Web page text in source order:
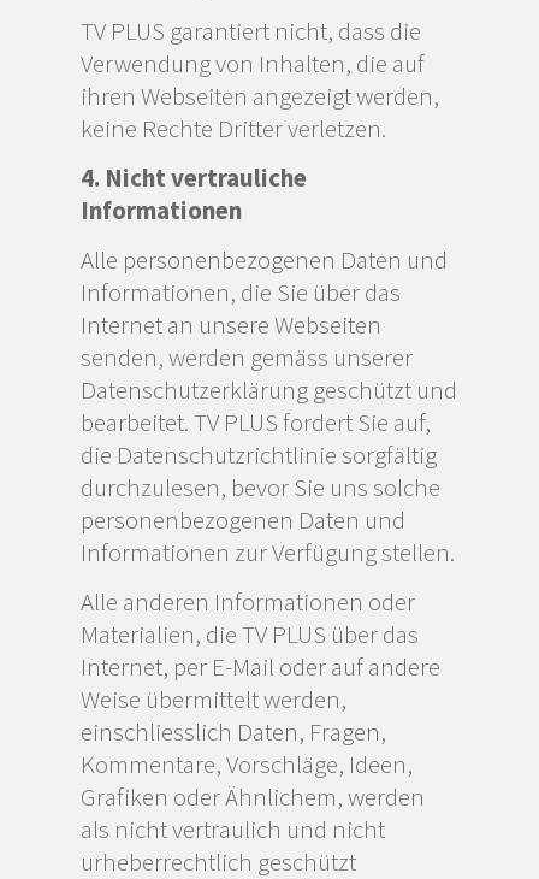
TV PLUS garantiert nicht, dass die
Verwendung von Inhalten, die auf
ihren Webseiten angezeigt werden,
keine Rechte Dritter verletzen.
4. Nicht vertrauliche
Informationen
Alle personenbezogenen Daten und
Informationen, die Sie über das
Internet an unsere Webseiten
senden, werden gemäss unserer
Datenschutzerklärung geschützt und
bearbeitet. TV PLUS fordert Sie auf,
die Datenschutzrichtlinie sorgfältig
durchzulesen, bevor Sie uns solche
personenbezogenen Daten und
Informationen zur Verfügung stellen.
Alle anderen Informationen oder
Materialien, die TV PLUS über das
Internet, per E-Mail oder auf andere
Weise übermittelt werden,
einschliesslich Daten, Fragen,
Kommentare, Vorschläge, Ideen,
Grafiken oder Ähnlichem, werden
als nicht vertraulich und nicht
urheberrechtlich geschützt